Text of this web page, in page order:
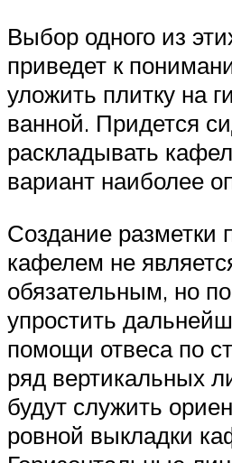
Выбор одного из
приведет к
уложить плитку на
ванной. Придется
раскладывать
вариант наиболее
Создание разметки
кафелем не
обязательным, но
упростить
помощи отвеса по
ряд вертикальных
будут служить
ровной выкладки